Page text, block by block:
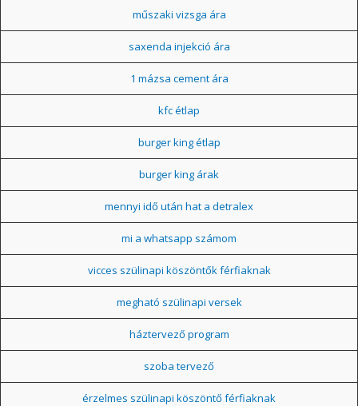
műszaki vizsga ára
saxenda injekció ára
1 mázsa cement ára
kfc étlap
burger king étlap
burger king árak
mennyi idő után hat a detralex
mi a whatsapp számom
vicces szülinapi köszöntők férfiaknak
megható szülinapi versek
háztervező program
szoba tervező
érzelmes szülinapi köszöntő férfiaknak